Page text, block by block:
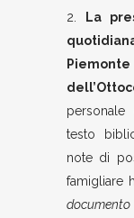
2.
La
testo
note di
famigliare
documento